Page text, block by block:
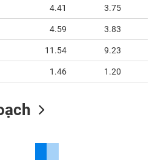
4.41 3.75
4.59 3.83
11.54 9.23
1.46 1.20